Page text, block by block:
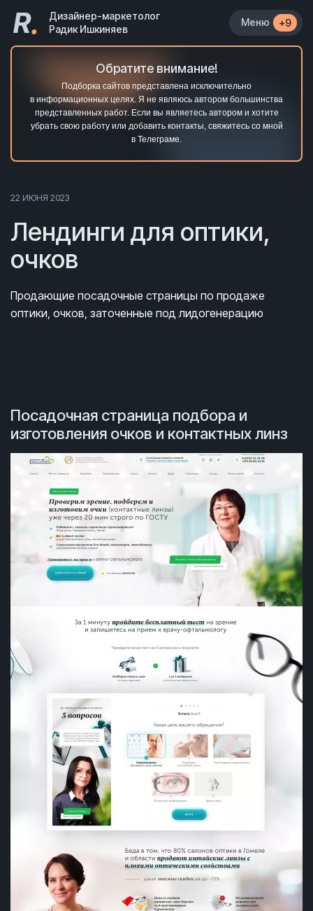
R.
Дизайнер-маркетолог
Радик Ишкиняев
Меню +9
Обратите внимание!
Подборка сайтов представлена исключительно
в информационных целях. Я не являюсь автором большинства
представленных работ. Если вы являетесь автором и хотите
убрать свою работу или добавить контакты, свяжитесь со мной
в Телеграме.
22 ИЮНЯ 2023
Лендинги для оптики,
очков
Продающие посадочные страницы по продаже
оптики, очков, заточенные под лидогенерацию
Посадочная страница подбора и
изготовления очков и контактных линз